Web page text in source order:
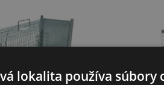
lokalita používa súbory